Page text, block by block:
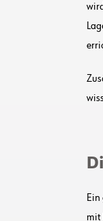
mit